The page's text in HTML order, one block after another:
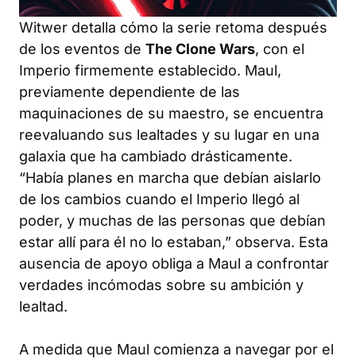
Witwer detalla cómo la serie retoma después
de los eventos de The Clone Wars, con el
Imperio firmemente establecido. Maul,
previamente dependiente de las
maquinaciones de su maestro, se encuentra
reevaluando sus lealtades y su lugar en una
galaxia que ha cambiado drásticamente.
“Había planes en marcha que debían aislarlo
de los cambios cuando el Imperio llegó al
poder, y muchas de las personas que debían
estar allí para él no lo estaban,” observa. Esta
ausencia de apoyo obliga a Maul a confrontar
verdades incómodas sobre su ambición y
lealtad.
A medida que Maul comienza a navegar por el